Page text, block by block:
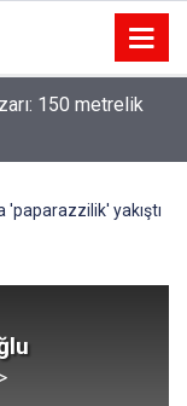
ilk 3 hafta maç
'paparazzilik' yakıştı